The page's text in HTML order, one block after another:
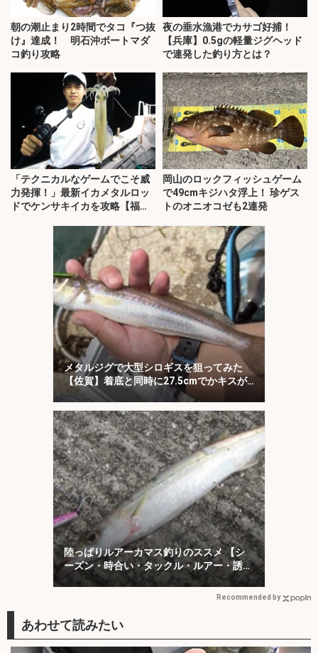
朝の潮止まり2時間でタコ『つ抜
け』達成！ 明石沖ボートマダ
コ釣り攻略
夜の垂水漁港でカサゴ好捕！
【兵庫】0.5gの軽量ジグヘッド
で連発した釣り方とは？
「テクニカルなゲームでこそ威
力発揮！」最新イカメタルロッ
ドでケンサキイカを攻略【福
岡山のロックフィッシュゲーム
で49cmキジハタ浮上！ 珍ゲス
トのオニオコゼも2連発
メタルジグで大型シロギスを狙ってみた
【佐賀】着底と同時に27.5cmでかキスが
ヒット！
陸っぱりルアーカマス釣りのススメ 【シ
ーズン・時合い・タックル・ルアー・誘い
方を解説】
Recommended by